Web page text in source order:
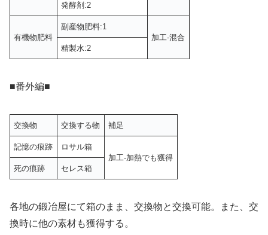
発酵剤:2
有機物肥料
副産物肥料:1
加工-混合
精製水:2
■番外編■
交換物 交換する物 補足
記憶の痕跡
ロサル箱
加工-加熱でも獲得
死の痕跡
セレス箱
各地の鍛冶屋にて箱のまま、交換物と交換可能。また、交
換時に他の素材も獲得する。